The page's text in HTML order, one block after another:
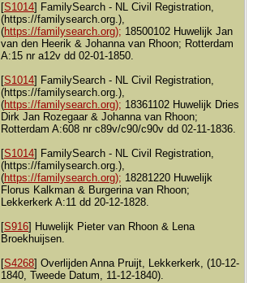
[S1014] FamilySearch - NL Civil Registration,
(https://familysearch.org.),
(https://familysearch.org); 18500102 Huwelijk Jan
van den Heerik & Johanna van Rhoon; Rotterdam
A:15 nr a12v dd 02-01-1850.
[S1014] FamilySearch - NL Civil Registration,
(https://familysearch.org.),
(https://familysearch.org); 18361102 Huwelijk Dries
Dirk Jan Rozegaar & Johanna van Rhoon;
Rotterdam A:608 nr c89v/c90/c90v dd 02-11-1836.
[S1014] FamilySearch - NL Civil Registration,
(https://familysearch.org.),
(https://familysearch.org); 18281220 Huwelijk
Florus Kalkman & Burgerina van Rhoon;
Lekkerkerk A:11 dd 20-12-1828.
[S916] Huwelijk Pieter van Rhoon & Lena
Broekhuijsen.
[S4268] Overlijden Anna Pruijt, Lekkerkerk, (10-12-
1840, Tweede Datum, 11-12-1840).